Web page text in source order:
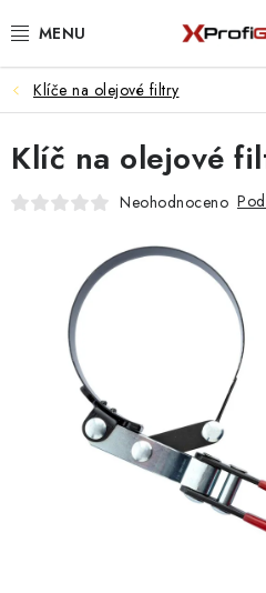
na
REALIZACE & ŘEŠENÍ
AKCE A NOVINKY
VYBAVENÍ PNEUSERVISU
NÁŘADÍ DLE TYPU OPRAVY
VYBAVENÍ DÍLNY
NÁŘADÍ
ČIŠTĚNÍ A MYTÍ
Klíče na olejové filtry
Klíč na olejové
Neohodnoceno